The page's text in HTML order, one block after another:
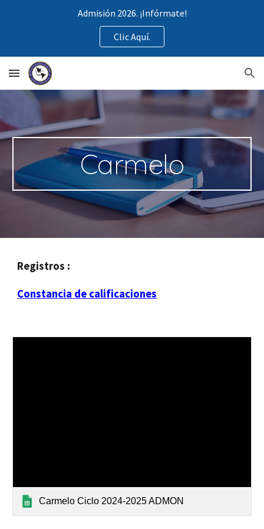
Admisión 2026. ¡Infórmate!
Clic Aquí.
Carmelo
Registros :
Constancia de calificaciones
Carmelo Ciclo 2024-2025 ADMON